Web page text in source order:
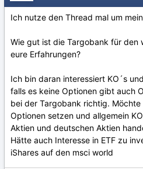
Ich nutze den Thread mal um
Wie gut ist die Targobank für den
eure Erfahrungen?
Ich bin daran interessiert KO´s
falls es keine Optionen gibt auch
bei der Targobank richtig.
Optionen setzen und allgemein
Aktien und deutschen Aktien
Hätte auch Interesse in ETF zu
iShares auf den msci world